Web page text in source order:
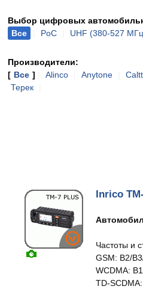
Выбор цифровых
Все
PoC UHF (380-527
Производители:
[ Все ] Alinco Anytone
Терек
Inrico
Частоты и
GSM: B2/
WCDMA:
TD-